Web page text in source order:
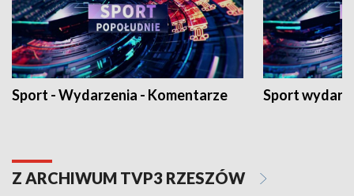
Sport - Wydarzenia - Komentarze Sport
Z ARCHIWUM TVP3 RZESZÓW